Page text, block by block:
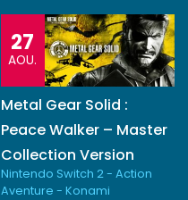
27
AOU.
Metal Gear Solid :
Peace Walker – Master
Collection Version
Nintendo Switch 2 - Action
Aventure - Konami